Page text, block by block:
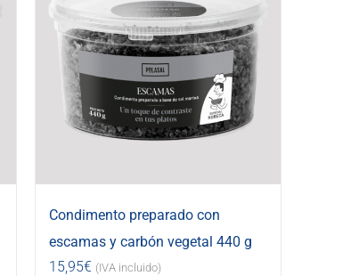
Condimento preparado con
escamas y carbón vegetal 440 g
15,95€ (IVA incluido)